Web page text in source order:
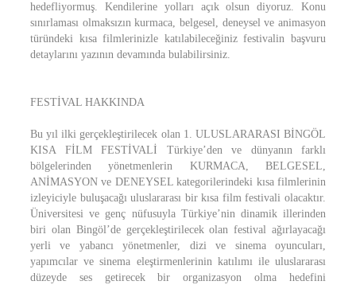
hedefliyormuş. Kendilerine yolları açık olsun diyoruz. Konu
sınırlaması olmaksızın kurmaca, belgesel, deneysel ve animasyon
türündeki kısa filmlerinizle katılabileceğiniz festivalin başvuru
detaylarını yazının devamında bulabilirsiniz.
FESTİVAL HAKKINDA
Bu yıl ilki gerçekleştirilecek olan 1. ULUSLARARASI BİNGÖL
KISA FİLM FESTİVALİ Türkiye’den ve dünyanın farklı
bölgelerinden yönetmenlerin KURMACA, BELGESEL,
ANİMASYON ve DENEYSEL kategorilerindeki kısa filmlerinin
izleyiciyle buluşacağı uluslararası bir kısa film festivali olacaktır.
Üniversitesi ve genç nüfusuyla Türkiye’nin dinamik illerinden
biri olan Bingöl’de gerçekleştirilecek olan festival ağırlayacağı
yerli ve yabancı yönetmenler, dizi ve sinema oyuncuları,
yapımcılar ve sinema eleştirmenlerinin katılımı ile uluslararası
düzeyde ses getirecek bir organizasyon olma hedefini